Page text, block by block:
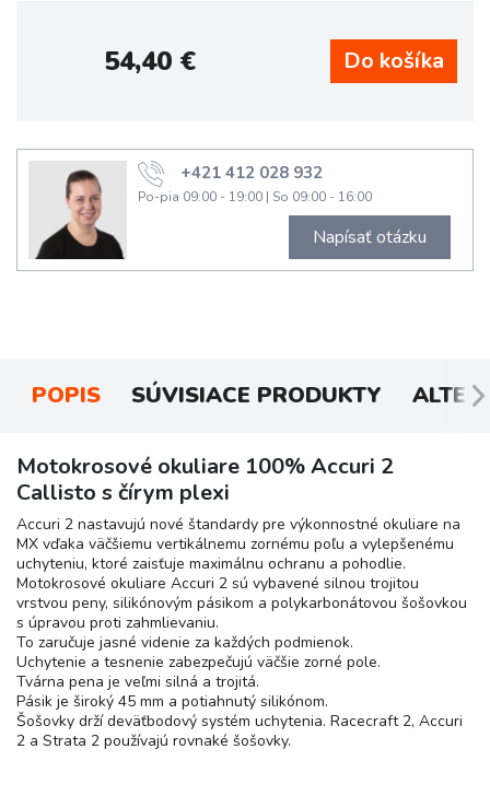
54,40€
+421 412 028 932
Po-pia 09:00 - 19:00 | So 09:00 - 16:00
Napísať otázku
POPIS SÚVISIACE PRODUKTY
Motokrosové okuliare 100% Accuri 2
Callisto s čírym plexi
Accuri 2 nastavujú nové štandardy pre výkonnostné okuliare na
MX vďaka väčšiemu vertikálnemu zornému poľu a vylepšenému
uchyteniu, ktoré zaisťuje maximálnu ochranu a pohodlie.
Motokrosové okuliare Accuri 2 sú vybavené silnou trojitou
vrstvou peny, silikónovým pásikom a polykarbonátovou šošovkou
s úpravou proti zahmlievaniu.
To zaručuje jasné videnie za každých podmienok.
Uchytenie a tesnenie zabezpečujú väčšie zorné pole.
Tvárna pena je veľmi silná a trojitá.
Pásik je široký 45 mm a potiahnutý silikónom.
Šošovky drží deväťbodový systém uchytenia. Racecraft 2, Accuri
2 a Strata 2 používajú rovnaké šošovky.